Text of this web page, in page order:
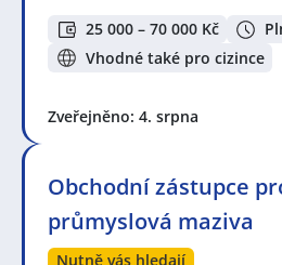
25 000 – 70 000 Kč
Vhodné také pro cizince
Zveřejněno: 4. srpna
Obchodní zástupce
průmyslová maziva
Nutně vás hledají